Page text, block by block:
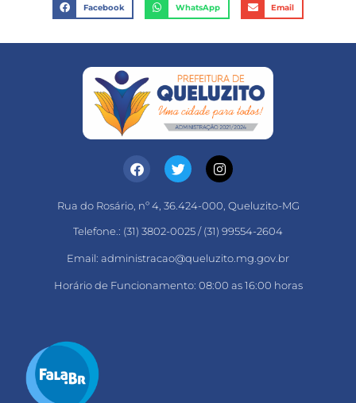
Facebook WhatsApp Email
Rua do Rosário, nº 4, 36.424-000, Queluzito-MG
Telefone.: (31) 3802-0025 / (31) 99554-2604
Email: administracao@queluzito.mg.gov.br
Horário de Funcionamento: 08:00 as 16:00 horas